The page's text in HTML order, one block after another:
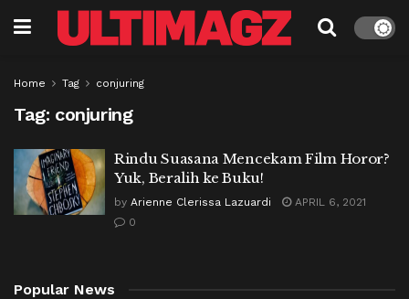
Home Tag conjuring
Tag: conjuring
Rindu Suasana Mencekam Film Horor?
Yuk, Beralih ke Buku!
by Arienne Clerissa Lazuardi
APRIL 6, 2021
0
Popular News